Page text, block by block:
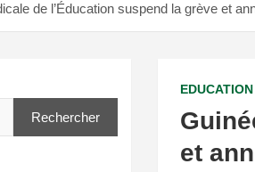
de l’Éducation suspend la grève et
EDUCATION
et
Rechercher